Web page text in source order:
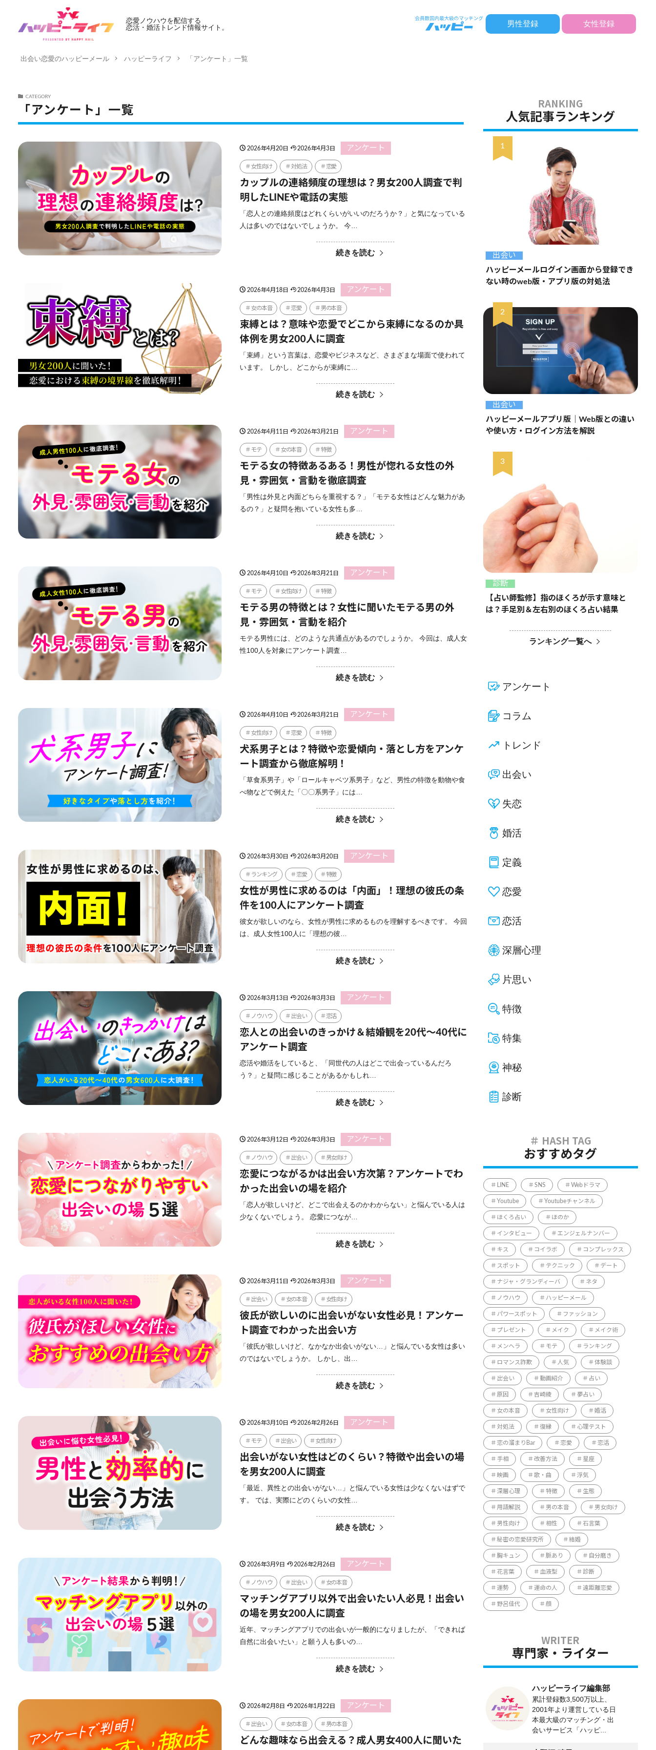
恋愛ノウハウを配信する
恋活・婚活トレンド情報サイト。
男性登録 女性登録
出会い恋愛のハッピーメール ハッピーライフ 「アンケート」一覧
CATEGORY
「アンケート」一覧
2026年4月20日 2026年4月3日 アンケート
女性向け 対処法 恋愛
カップルの連絡頻度の理想は？男女200人調査で判
明したLINEや電話の実態
「恋人との連絡頻度はどれくらいがいいのだろうか？」と気になっている
人は多いのではないでしょうか。 今…
続きを読む
2026年4月18日 2026年4月3日 アンケート
女の本音 恋愛 男の本音
束縛とは？意味や恋愛でどこから束縛になるのか具
体例を男女200人に調査
「束縛」という言葉は、恋愛やビジネスなど、さまざまな場面で使われて
います。 しかし、どこからが束縛に…
続きを読む
2026年4月11日 2026年3月21日 アンケート
モテ 女の本音 特徴
モテる女の特徴あるある！男性が惚れる女性の外
見・雰囲気・言動を徹底調査
「男性は外見と内面どちらを重視する？」「モテる女性はどんな魅力があ
るの？」と疑問を抱いている女性も多…
続きを読む
2026年4月10日 2026年3月21日 アンケート
モテ 女性向け 特徴
モテる男の特徴とは？女性に聞いたモテる男の外
見・雰囲気・言動を紹介
モテる男性には、どのような共通点があるのでしょうか。 今回は、成人女
性100人を対象にアンケート調査…
続きを読む
2026年4月10日 2026年3月21日 アンケート
女性向け 恋愛 特徴
犬系男子とは？特徴や恋愛傾向・落とし方をアンケ
ート調査から徹底解明！
「草食系男子」や「ロールキャベツ系男子」など、男性の特徴を動物や食
べ物などで例えた「〇〇系男子」には…
続きを読む
2026年3月30日 2026年3月20日 アンケート
ランキング 恋愛 特徴
女性が男性に求めるのは「内面」！理想の彼氏の条
件を100人にアンケート調査
彼女が欲しいのなら、女性が男性に求めるものを理解するべきです。 今回
は、成人女性100人に「理想の彼…
続きを読む
2026年3月13日 2026年3月3日 アンケート
ノウハウ 出会い 恋活
恋人との出会いのきっかけ＆結婚観を20代〜40代に
アンケート調査
恋活や婚活をしていると、「同世代の人はどこで出会っているんだろ
う？」と疑問に感じることがあるかもしれ…
続きを読む
2026年3月12日 2026年3月3日 アンケート
ノウハウ 出会い 男女向け
恋愛につながるかは出会い方次第？アンケートでわ
かった出会いの場を紹介
「恋人が欲しいけど、どこで出会えるのかわからない」と悩んでいる人は
少なくないでしょう。 恋愛につなが…
続きを読む
2026年3月11日 2026年3月3日 アンケート
出会い 女の本音 女性向け
彼氏が欲しいのに出会いがない女性必見！アンケー
ト調査でわかった出会い方
「彼氏が欲しいけど、なかなか出会いがない…」と悩んでいる女性は多い
のではないでしょうか。 しかし、出…
続きを読む
2026年3月10日 2026年2月26日 アンケート
モテ 出会い 女性向け
出会いがない女性はどのくらい？特徴や出会いの場
を男女200人に調査
「最近、異性との出会いがない…」と悩んでいる女性は少なくないはずで
す。 では、実際にどのくらいの女性…
続きを読む
2026年3月9日 2026年2月26日 アンケート
ノウハウ 出会い 女の本音
マッチングアプリ以外で出会いたい人必見！出会い
の場を男女200人に調査
近年、マッチングアプリでの出会いが一般的になりましたが、「できれば
自然に出会いたい」と願う人も多いの…
続きを読む
2026年2月8日 2026年1月22日 アンケート
出会い 女の本音 男の本音
どんな趣味なら出会える？成人男女400人に聞いた
人気記事ランキング
出会い
ハッピーメールログイン画面から登録でき
ない時のweb版・アプリ版の対処法
出会い
ハッピーメールアプリ版｜Web版との違い
や使い方・ログイン方法を解説
診断
【占い師監修】指のほくろが示す意味と
は？手足別＆左右別のほくろ占い結果
ランキング一覧へ
アンケート
コラム
トレンド
出会い
失恋
婚活
定義
恋愛
恋活
深層心理
片思い
特徴
特集
神秘
診断
おすすめタグ
LINE SNS Webドラマ
Youtube Youtubeチャンネル
ほくろ占い ほのか
インタビュー エンジェルナンバー
キス コイラボ コンプレックス
スポット テクニック デート
ナジャ・グランディーバ ネタ
ノウハウ ハッピーメール
パワースポット ファッション
プレゼント メイク メイク術
メンヘラ モテ ランキング
ロマンス詐欺 人気 体験談
出会い 動画紹介 占い
原因 吉崎綾 夢占い
女の本音 女性向け 婚活
対処法 復縁 心理テスト
恋の溜まりBar 恋愛 恋活
手相 改善方法 星座
映画 歌・曲 浮気
深層心理 特徴 生態
用語解説 男の本音 男女向け
男性向け 相性 石言葉
秘密の恋愛研究所 結婚
胸キュン 脈あり 自分磨き
花言葉 血液型 診断
運勢 運命の人 遠距離恋愛
野呂佳代 顔
専門家・ライター
ハッピーライフ編集部
累計登録数3,500万以上、
2001年より運営している日
本最大級のマッチング・出
会いサービス「ハッピ...